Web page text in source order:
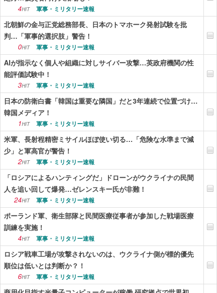
4HIT 軍事・ミリタリー速報
北朝鮮の金与正党総務部長、日本のトマホーク発射試験を批
判…「軍事的選択肢」警告！
0HIT 軍事・ミリタリー速報
AIが指示なく個人や組織に対しサイバー攻撃…英政府機関の性
能評価試験中！
3HIT 軍事・ミリタリー速報
日本の防衛白書「韓国は重要な隣国」だと3年連続で位置づけ…
韓国メディア！
1HIT 軍事・ミリタリー速報
米軍、長射程精密ミサイルほぼ使い切る…「危険な水準まで減
少」と軍高官が警告！
2HIT 軍事・ミリタリー速報
「ロシアによるハンティングだ」ドローンがウクライナの民間
人を追い回して爆発…ゼレンスキー氏が非難！
24HIT 軍事・ミリタリー速報
ポーランド軍、衛生部隊と民間医療従事者が参加した戦場医療
訓練を実施！
4HIT 軍事・ミリタリー速報
ロシア戦車工場が攻撃されないのは、ウクライナ側が標的優先
順位は低いとは判断か？！
6HIT 軍事・ミリタリー速報